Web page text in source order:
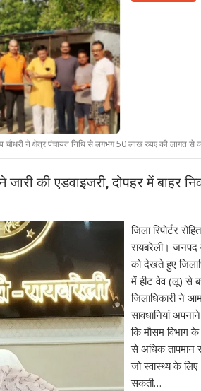
चौधरी ने क्षेत्र पंचायत निधि से लगभग 50 लाख रुपए की लागत से
की एडवाइजरी, दोपहर में बाहर
जिला रिपोर्टर
रायबरेली। जनपद
को देखते हुए
में हीट वेव (लू) से
जिलाधिकारी ने
सावधानियां
कि मौसम विभाग
से अधिक तापमान
जो स्वास्थ्य के
सकती…